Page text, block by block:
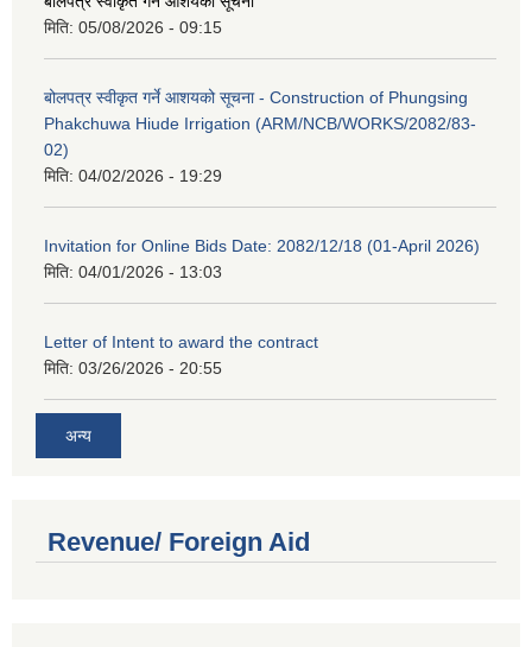
मिति: 05/08/2026 - 09:15
बोलपत्र स्वीकृत गर्ने आशयको सूचना - Construction of Phungsing
Phakchuwa Hiude Irrigation (ARM/NCB/WORKS/2082/83-
02)
मिति: 04/02/2026 - 19:29
Invitation for Online Bids Date: 2082/12/18 (01-April 2026)
मिति: 04/01/2026 - 13:03
Letter of Intent to award the contract
मिति: 03/26/2026 - 20:55
अन्य
Revenue/ Foreign Aid